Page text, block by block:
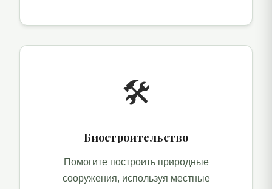
🛠️
Биостроительство
Помогите построить природные
сооружения, используя местные